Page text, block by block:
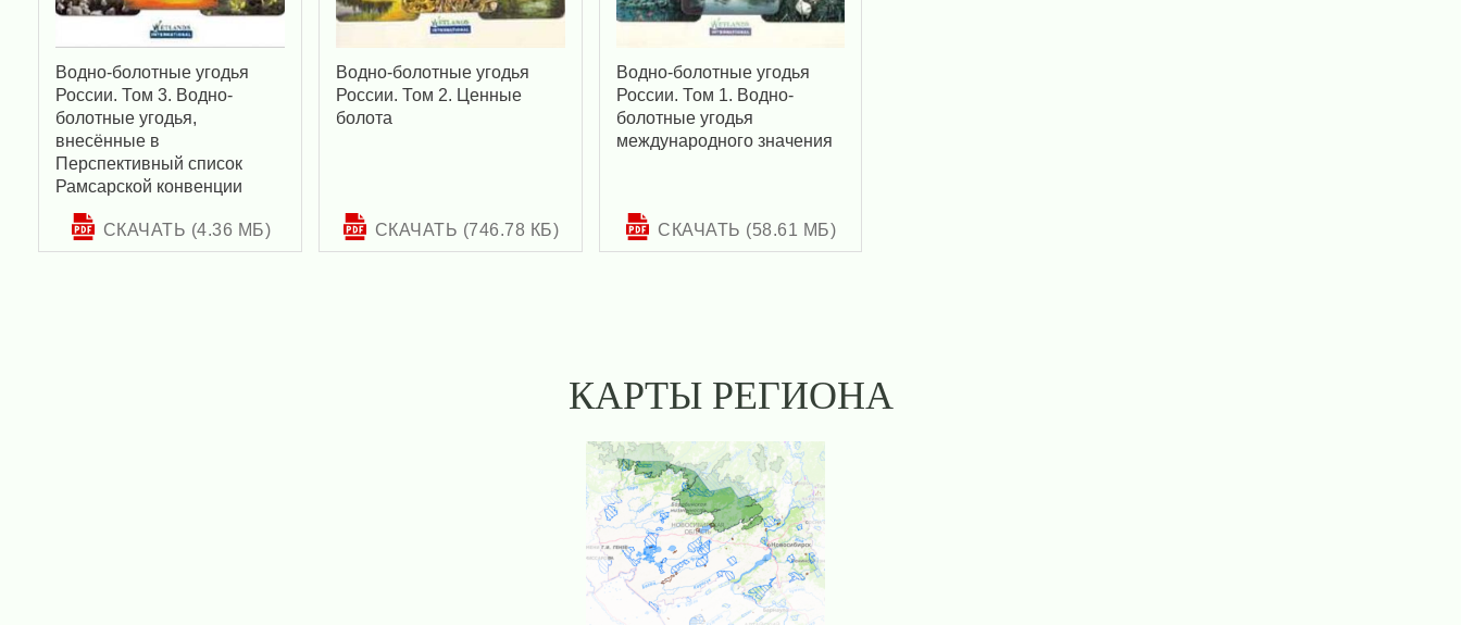
Водно-болотные угодья
России. Том 3. Водно-
болотные угодья,
внесённые в
Перспективный список
Рамсарской конвенции
СКАЧАТЬ (4.36 МБ)
Водно-болотные угодья
России. Том 2. Ценные
болота
СКАЧАТЬ (746.78 КБ)
Водно-болотные угодья
России. Том 1. Водно-
болотные угодья
международного значения
СКАЧАТЬ (58.61 МБ)
КАРТЫ РЕГИОНА